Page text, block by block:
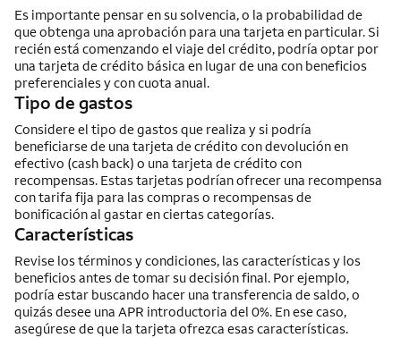
Es importante pensar en su solvencia, o la probabilidad de
que obtenga una aprobación para una tarjeta en particular. Si
recién está comenzando el viaje del crédito, podría optar por
una tarjeta de crédito básica en lugar de una con beneficios
preferenciales y con cuota anual.
Tipo de gastos
Considere el tipo de gastos que realiza y si podría
beneficiarse de una tarjeta de crédito con devolución en
efectivo (cash back) o una tarjeta de crédito con
recompensas. Estas tarjetas podrían ofrecer una recompensa
con tarifa fija para las compras o recompensas de
bonificación al gastar en ciertas categorías.
Características
Revise los términos y condiciones, las características y los
beneficios antes de tomar su decisión final. Por ejemplo,
podría estar buscando hacer una transferencia de saldo, o
quizás desee una APR introductoria del 0%. En ese caso,
asegúrese de que la tarjeta ofrezca esas características.